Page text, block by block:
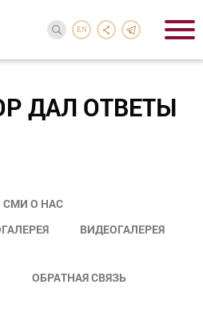
EN
ДАЛ ОТВЕТЫ
СМИ О НАС
ВИДЕОГАЛЕРЕЯ
ОБРАТНАЯ СВЯЗЬ